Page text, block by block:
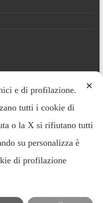
✕
e di profilazione.
tutti i cookie di
o la X si rifiutano tutti
su personalizza è
di profilazione